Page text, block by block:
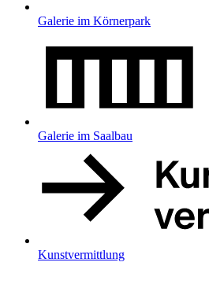
Galerie im Körnerpark
Galerie im Saalbau
Kunstvermittlung